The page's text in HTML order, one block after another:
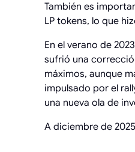
También es
LP tokens, lo que
En el verano de
sufrió una
máximos, aunque
impulsado por el
una nueva ola de
A diciembre de